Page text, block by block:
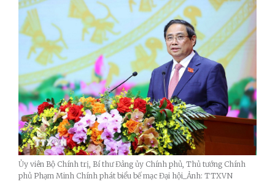
Ủy viên Bộ Chính trị, Bí thư Đảng ủy Chính phủ, Thủ tướng Chính
phủ Phạm Minh Chính phát biểu bế mạc Đại hội_Ảnh: TTXVN